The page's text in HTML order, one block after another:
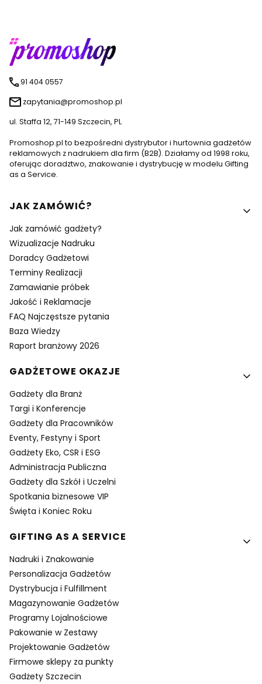
91 404 0557
zapytania@promoshop.pl
ul. Staffa 12, 71-149 Szczecin, PL
Promoshop.pl to bezpośredni dystrybutor i hurtownia gadżetów
reklamowych z nadrukiem dla firm (B2B). Działamy od 1998 roku,
oferując doradztwo, znakowanie i dystrybucję w modelu Gifting
as a Service.
Linki w stopce
JAK ZAMÓWIĆ?
Jak zamówić gadżety?
Wizualizacje Nadruku
Doradcy Gadżetowi
Terminy Realizacji
Zamawianie próbek
Jakość i Reklamacje
FAQ Najczęstsze pytania
Baza Wiedzy
Raport branżowy 2026
GADŻETOWE OKAZJE
Gadżety dla Branż
Targi i Konferencje
Gadżety dla Pracowników
Eventy, Festyny i Sport
Gadżety Eko, CSR i ESG
Administracja Publiczna
Gadżety dla Szkół i Uczelni
Spotkania biznesowe VIP
Święta i Koniec Roku
GIFTING AS A SERVICE
Nadruki i Znakowanie
Personalizacja Gadżetów
Dystrybucja i Fulfillment
Magazynowanie Gadżetów
Programy Lojalnościowe
Pakowanie w Zestawy
Projektowanie Gadżetów
Firmowe sklepy za punkty
Gadżety Szczecin